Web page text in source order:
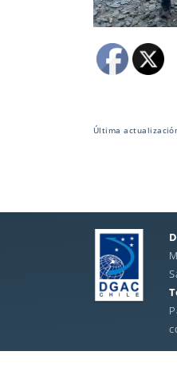
Última